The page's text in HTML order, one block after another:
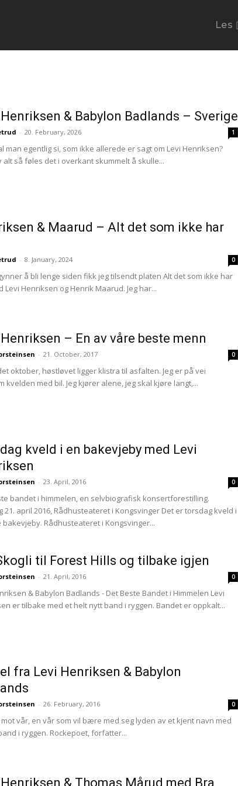
Les
& Babylon Badlands – Sverige
- 20. February, 2026 1
man egentlig si, som ikke allerede er sagt om Levi Henriksen?
alt så føles det i overkant skummelt å skulle...
& Maarud – Alt det som ikke har
- 8. January, 2024 0
å bli lenge siden fikk jeg tilsendt platen Alt det som ikke har
Levi Henriksen og Henrik Maarud. Jeg har...
– En av våre beste menn
- 21. October, 2017 0
oktober, høstløvet ligger klistra til asfalten. Jeg er på vei
kvelden med bil. Jeg kjører alene, jeg skal kjøre langt,...
kveld i en bakevjeby med Levi
- 23. April, 2016 0
bandet i himmelen, en selvbiografisk konsertforestilling.
21. april 2016, Rådhusteateret i Kongsvinger Det er torsdag kveld i
bakevjeby. Rådhusteateret i Kongsvinger...
til Forest Hills og tilbake igjen
- 21. April, 2016 0
& Babylon Badlands - Det Beste Bandet i Himmelen Levi
er tilbake med et helt nytt band i ryggen. Bandet er oppkalt...
fra Levi Henriksen & Babylon
- 26. February, 2016 0
mot vår, en vår som vil bære med seg lyden av et kjent navn med
i ryggen. Rockepoet, forfatter...
& Thomas Mårud med Bra